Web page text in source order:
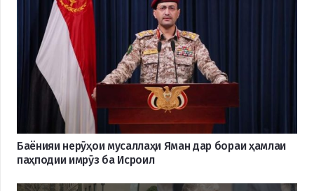
Баёнияи нерӯҳои мусаллаҳи Яман дар бораи ҳамлаи
паҳподии имрӯз ба Исроил